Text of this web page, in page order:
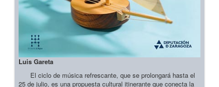
Luis Gareta
El ciclo de música refrescante, que se prolongará hasta el
25 de julio, es una propuesta cultural itinerante que conecta la